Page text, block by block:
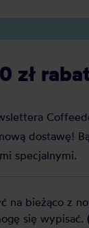
zł
dostawę!
specjalnymi.
na bieżąco z
się wypisać.